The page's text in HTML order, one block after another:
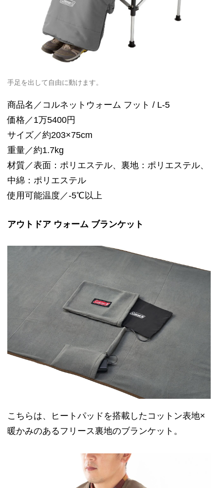
手足を出して自由に動けます。
商品名／コルネットウォーム フット / L-5
価格／1万5400円
サイズ／約203×75cm
重量／約1.7kg
材質／表面：ポリエステル、裏地：ポリエステル、
中綿：ポリエステル
使用可能温度／-5℃以上
アウトドア ウォーム ブランケット
こちらは、ヒートパッドを搭載したコットン表地×
暖かみのあるフリース裏地のブランケット。